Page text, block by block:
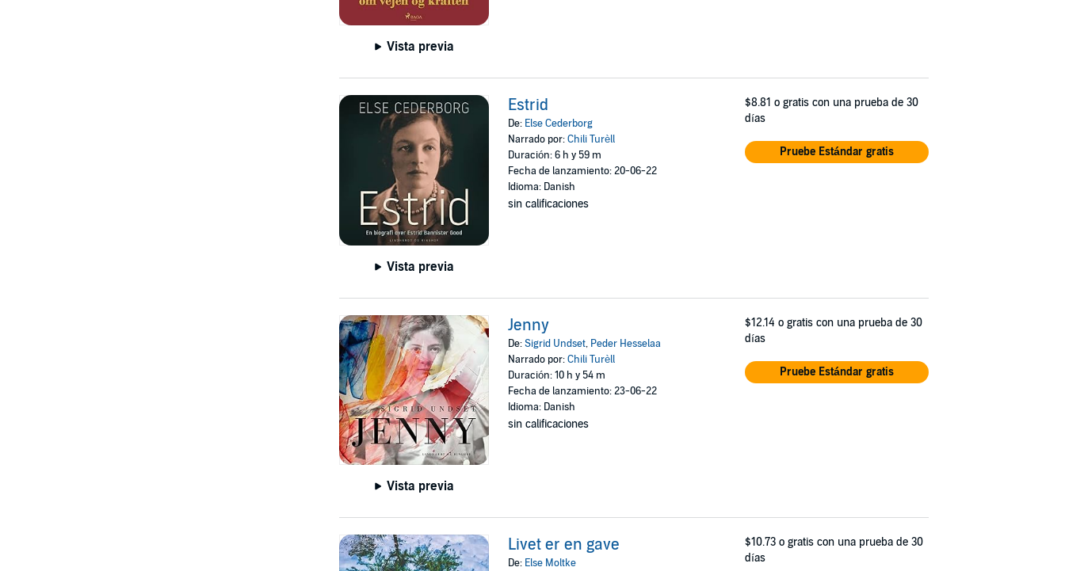
Vista previa
Vista previa
Estrid
De: Else Cederborg
Narrado por:Chili Turèll
Duración: 6 h y 59 m
Fecha de lanzamiento: 20-06-22
Idioma: Danish
sin calificaciones
$8.81 o gratis con una prueba de 30
días
Pruebe Estándar gratis
Vista previa
Jenny
De:Sigrid Undset, Peder Hesselaa
Narrado por:Chili Turèll
Duración: 10 h y 54 m
Fecha de lanzamiento: 23-06-22
Idioma: Danish
sin calificaciones
$12.14 o gratis con una prueba de 30
días
Pruebe Estándar gratis
Livet er en gave
De: Else Moltke
$10.73 o gratis con una prueba de 30
días